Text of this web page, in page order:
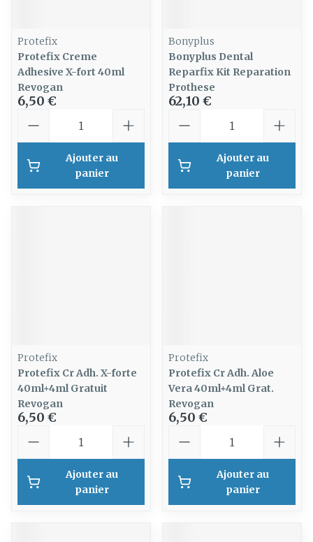
Protefix
Protefix Creme
Adhesive X-fort 40ml
Revogan
6,50 €
Ajouter au
panier
Bonyplus
Bonyplus Dental
Reparfix Kit Reparation
Prothese
62,10 €
Ajouter au
panier
Protefix
Protefix Cr Adh. X-forte
40ml+4ml Gratuit
Revogan
6,50 €
Ajouter au
panier
Protefix
Protefix Cr Adh. Aloe
Vera 40ml+4ml Grat.
Revogan
6,50 €
Ajouter au
panier